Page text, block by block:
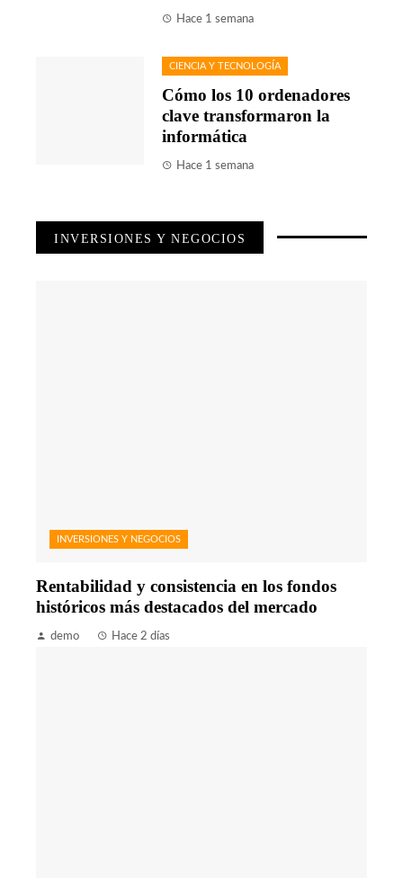
Hace 1 semana
CIENCIA Y TECNOLOGÍA
Cómo los 10 ordenadores
clave transformaron la
informática
Hace 1 semana
INVERSIONES Y NEGOCIOS
INVERSIONES Y NEGOCIOS
Rentabilidad y consistencia en los fondos
históricos más destacados del mercado
demo Hace 2 días